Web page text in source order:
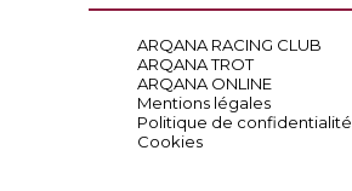
ARQANA RACING CLUB
ARQANA TROT
ARQANA ONLINE
Mentions légales
Politique de confidentialité
Cookies